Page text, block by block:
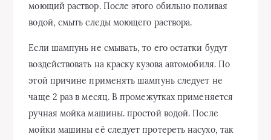
моющий раствор. После этого обильно поливая
водой, смыть следы моющего раствора.
Если шампунь не смывать, то его остатки будут
воздействовать на краску кузова автомобиля. По
этой причине применять шампунь следует не
чаще 2 раз в месяц. В промежутках применяется
ручная мойка машины. простой водой. После
мойки машины её следует протереть насухо, так